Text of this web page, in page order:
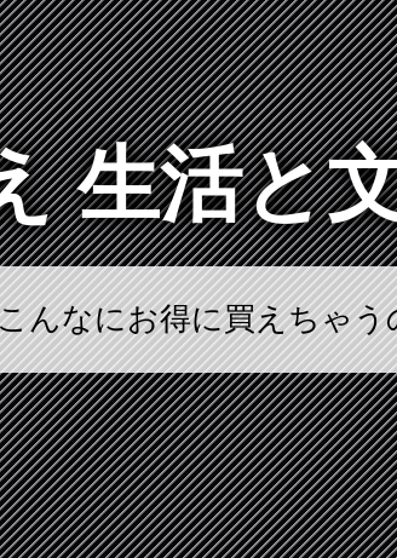
生活と
んなにお得に買えちゃう